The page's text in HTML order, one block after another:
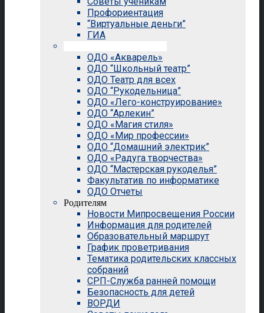
Профориентация
“Виртуальные деньги”
ГИА
ОДО «Акварель»
ОДО “Школьный театр”
ОДО Театр для всех
ОДО “Рукодельница”
ОДО «Лего-конструирование»
ОДО “Арлекин”
ОДО «Магия стиля»
ОДО «Мир профессии»
ОДО “Домашний электрик”
ОДО «Радуга творчества»
ОДО “Мастерская рукоделья”
Факультатив по информатике
ОДО Отчеты
Родителям
Новости Мипросвещения России
Информация для родителей
Образовательный маршрут
График проветривания
Тематика родительских классных
собраний
СРП-Служба ранней помощи
Безопасность для детей
ВОРДИ